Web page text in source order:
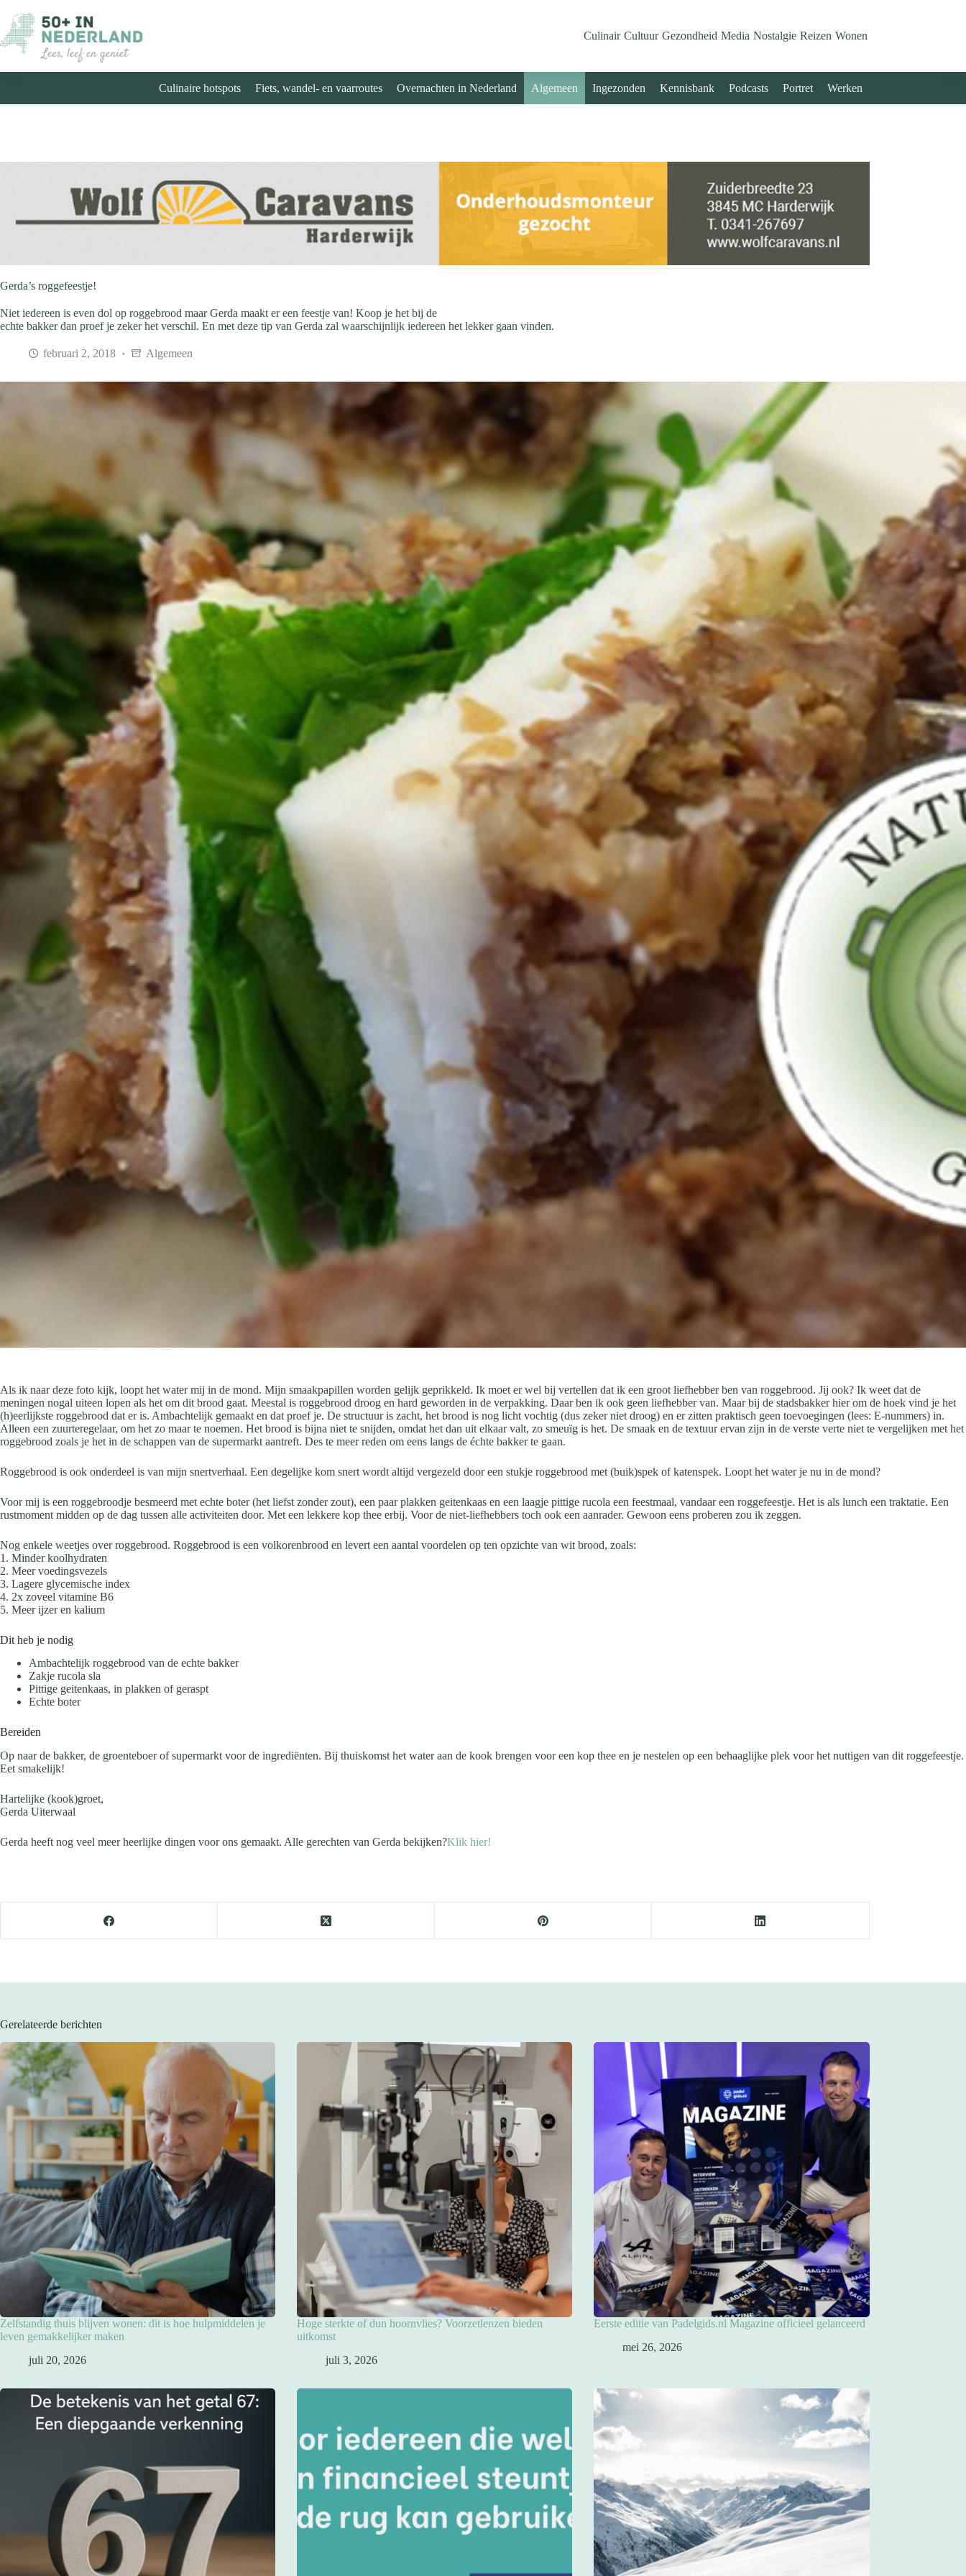
naar
de
inhoud
Culinair Cultuur Gezondheid Media Nostalgie Reizen Wonen
Culinaire hotspots Fiets, wandel- en vaarroutes Overnachten in Nederland Algemeen Ingezonden Kennisbank Podcasts Portret Werken
Gerda’s roggefeestje!
Niet iedereen is even dol op roggebrood maar Gerda maakt er een feestje van! Koop je het bij de
echte bakker dan proef je zeker het verschil. En met deze tip van Gerda zal waarschijnlijk iedereen het lekker gaan vinden.
februari 2, 2018 Algemeen
Als ik naar deze foto kijk, loopt het water mij in de mond. Mijn smaakpapillen worden gelijk geprikkeld. Ik moet er wel bij vertellen dat ik een groot liefhebber ben van roggebrood. Jij ook? Ik weet dat de
meningen nogal uiteen lopen als het om dit brood gaat. Meestal is roggebrood droog en hard geworden in de verpakking. Daar ben ik ook geen liefhebber van. Maar bij de stadsbakker hier om de hoek vind je het
(h)eerlijkste roggebrood dat er is. Ambachtelijk gemaakt en dat proef je. De structuur is zacht, het brood is nog licht vochtig (dus zeker niet droog) en er zitten praktisch geen toevoegingen (lees: E-nummers) in.
Alleen een zuurteregelaar, om het zo maar te noemen. Het brood is bijna niet te snijden, omdat het dan uit elkaar valt, zo smeuïg is het. De smaak en de textuur ervan zijn in de verste verte niet te vergelijken met het
roggebrood zoals je het in de schappen van de supermarkt aantreft. Des te meer reden om eens langs de échte bakker te gaan.
Roggebrood is ook onderdeel is van mijn snertverhaal. Een degelijke kom snert wordt altijd vergezeld door een stukje roggebrood met (buik)spek of katenspek. Loopt het water je nu in de mond?
Voor mij is een roggebroodje besmeerd met echte boter (het liefst zonder zout), een paar plakken geitenkaas en een laagje pittige rucola een feestmaal, vandaar een roggefeestje. Het is als lunch een traktatie. Een
rustmoment midden op de dag tussen alle activiteiten door. Met een lekkere kop thee erbij. Voor de niet-liefhebbers toch ook een aanrader. Gewoon eens proberen zou ik zeggen.
Nog enkele weetjes over roggebrood. Roggebrood is een volkorenbrood en levert een aantal voordelen op ten opzichte van wit brood, zoals:
1. Minder koolhydraten
2. Meer voedingsvezels
3. Lagere glycemische index
4. 2x zoveel vitamine B6
5. Meer ijzer en kalium
Dit heb je nodig
Ambachtelijk roggebrood van de echte bakker
Zakje rucola sla
Pittige geitenkaas, in plakken of geraspt
Echte boter
Bereiden
Op naar de bakker, de groenteboer of supermarkt voor de ingrediënten. Bij thuiskomst het water aan de kook brengen voor een kop thee en je nestelen op een behaaglijke plek voor het nuttigen van dit roggefeestje.
Eet smakelijk!
Hartelijke (kook)groet,
Gerda Uiterwaal
Gerda heeft nog veel meer heerlijke dingen voor ons gemaakt. Alle gerechten van Gerda bekijken?Klik hier!
Gerelateerde berichten
Zelfstandig thuis blijven wonen: dit is hoe hulpmiddelen je
leven gemakkelijker maken
juli 20, 2026
Hoge sterkte of dun hoornvlies? Voorzetlenzen bieden
uitkomst
juli 3, 2026
Eerste editie van Padelgids.nl Magazine officieel gelanceerd
mei 26, 2026